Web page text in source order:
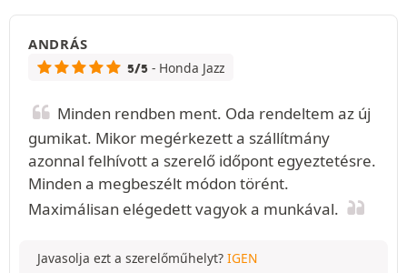
ANDRÁS
5/5 - Honda Jazz
Minden rendben ment. Oda rendeltem az új
gumikat. Mikor megérkezett a szállítmány
azonnal felhívott a szerelő időpont egyeztetésre.
Minden a megbeszélt módon törént.
Maximálisan elégedett vagyok a munkával.
Javasolja ezt a szerelőműhelyt? IGEN